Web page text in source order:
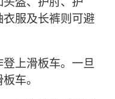
服及长裤则可避
上滑板车。一旦
车。